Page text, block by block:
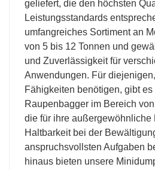
geliefert, die den höchsten
Leistungsstandards
umfangreiches Sortiment an
von 5 bis 12 Tonnen und
und Zuverlässigkeit für
Anwendungen. Für
Fähigkeiten benötigen, gibt es
Raupenbagger im Bereich
die für ihre außergewöhnliche
Haltbarkeit bei der
anspruchsvollsten Aufgaben
hinaus bieten unsere